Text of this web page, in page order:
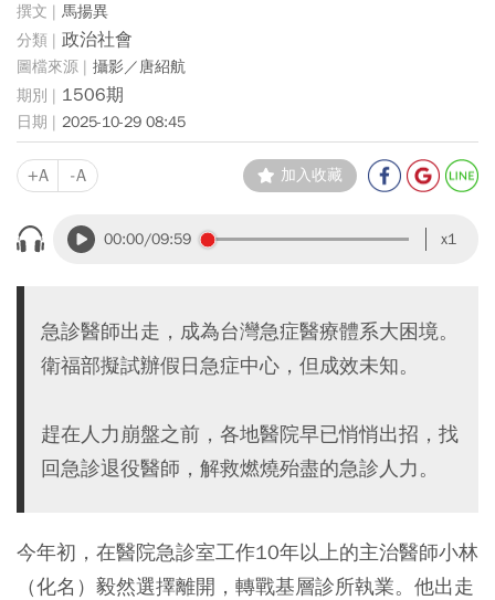
馬揚異
政治社會
攝影／唐紹航
1506期
2025-10-29 08:45
+A -A 加入收藏
00:00/09:59 x1
急診醫師出走，成為台灣急症醫療體系大困境。
衛福部擬試辦假日急症中心，但成效未知。
趕在人力崩盤之前，各地醫院早已悄悄出招，找
回急診退役醫師，解救燃燒殆盡的急診人力。
今年初，在醫院急診室工作10年以上的主治醫師小林
（化名）毅然選擇離開，轉戰基層診所執業。他出走